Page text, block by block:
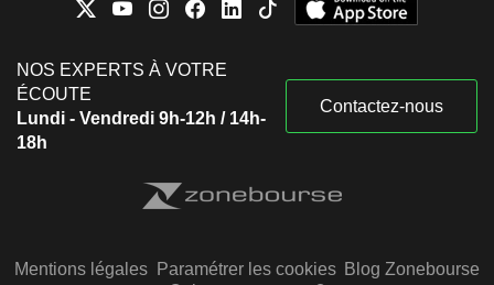
NOS EXPERTS À VOTRE
ÉCOUTE
Lundi - Vendredi 9h-12h / 14h-
18h
Contactez-nous
Mentions légales Paramétrer les cookies Blog Zonebourse